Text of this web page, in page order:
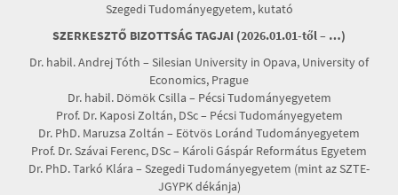
Szegedi Tudományegyetem, kutató
SZERKESZTŐ BIZOTTSÁG TAGJAI (2026.01.01-től – …)
Dr. habil. Andrej Tóth – Silesian University in Opava, University of
Economics, Prague
Dr. habil. Dömök Csilla – Pécsi Tudományegyetem
Prof. Dr. Kaposi Zoltán, DSc – Pécsi Tudományegyetem
Dr. PhD. Maruzsa Zoltán – Eötvös Loránd Tudományegyetem
Prof. Dr. Szávai Ferenc, DSc – Károli Gáspár Református Egyetem
Dr. PhD. Tarkó Klára – Szegedi Tudományegyetem (mint az SZTE-
JGYPK dékánja)